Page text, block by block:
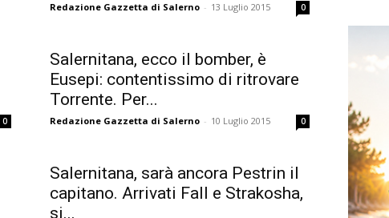
Redazione Gazzetta di Salerno - 13 Luglio 2015 0
0
Salernitana, ecco il bomber, è
Eusepi: contentissimo di ritrovare
Torrente. Per...
Redazione Gazzetta di Salerno - 10 Luglio 2015 0
Salernitana, sarà ancora Pestrin il
capitano. Arrivati Fall e Strakosha,
si...